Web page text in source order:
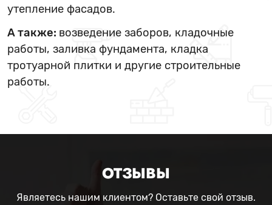
утепление фасадов.
А также: возведение заборов, кладочные
работы, заливка фундамента, кладка
тротуарной плитки и другие строительные
работы.
ОТЗЫВЫ
Являетесь нашим клиентом? Оставьте свой отзыв.